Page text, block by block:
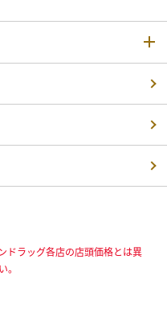
ドラッグ各店の店頭価格とは異